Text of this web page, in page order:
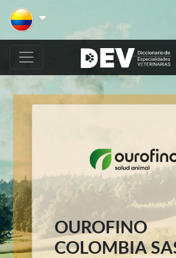
OUROFINO
COLOMBIA